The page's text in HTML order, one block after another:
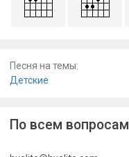
Песня на темы:
Детские
По всем вопросам